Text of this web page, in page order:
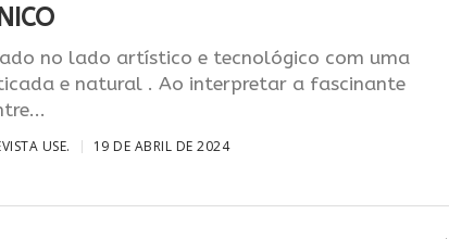
no lado artístico e tecnológico com uma
e natural . Ao interpretar a fascinante
USE. 19 DE ABRIL DE 2024